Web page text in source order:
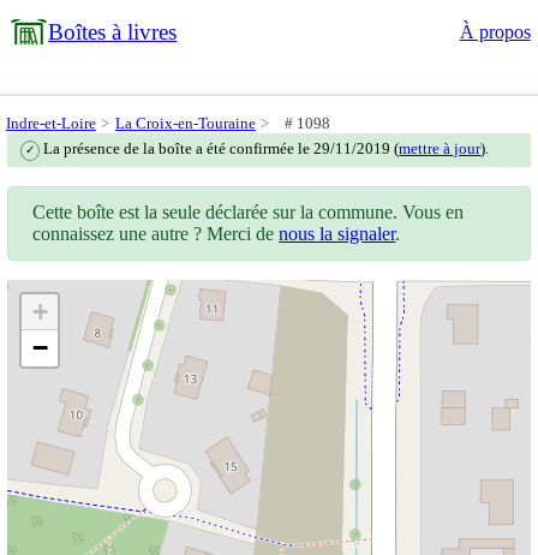
Boîtes à livres À propos
Indre-et-Loire La Croix-en-Touraine # 1098
✓ La présence de la boîte a été confirmée le 29/11/2019 (mettre à jour).
Cette boîte est la seule déclarée sur la commune. Vous en
connaissez une autre ? Merci denous la signaler.
+
−